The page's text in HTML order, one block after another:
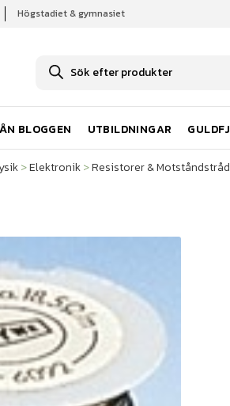
Högstadiet & gymnasiet
u
k
t
s
ö
k
BLOGGEN UTBILDNINGAR
Fysik Elektronik Resistorer & Motståndstråd
>Elektronik>Resistorer & Motståndstråd